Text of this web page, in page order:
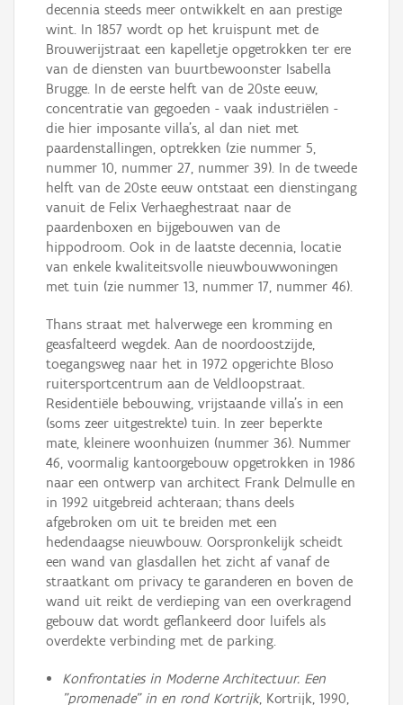
decennia steeds meer ontwikkelt en aan prestige
wint. In 1857 wordt op het kruispunt met de
Brouwerijstraat een kapelletje opgetrokken ter ere
van de diensten van buurtbewoonster Isabella
Brugge. In de eerste helft van de 20ste eeuw,
concentratie van gegoeden - vaak industriëlen -
die hier imposante villa's, al dan niet met
paardenstallingen, optrekken (zie nummer 5,
nummer 10, nummer 27, nummer 39). In de tweede
helft van de 20ste eeuw ontstaat een dienstingang
vanuit de Felix Verhaeghestraat naar de
paardenboxen en bijgebouwen van de
hippodroom. Ook in de laatste decennia, locatie
van enkele kwaliteitsvolle nieuwbouwwoningen
met tuin (zie nummer 13, nummer 17, nummer 46).
Thans straat met halverwege een kromming en
geasfalteerd wegdek. Aan de noordoostzijde,
toegangsweg naar het in 1972 opgerichte Bloso
ruitersportcentrum aan de Veldloopstraat.
Residentiële bebouwing, vrijstaande villa's in een
(soms zeer uitgestrekte) tuin. In zeer beperkte
mate, kleinere woonhuizen (nummer 36). Nummer
46, voormalig kantoorgebouw opgetrokken in 1986
naar een ontwerp van architect Frank Delmulle en
in 1992 uitgebreid achteraan; thans deels
afgebroken om uit te breiden met een
hedendaagse nieuwbouw. Oorspronkelijk scheidt
een wand van glasdallen het zicht af vanaf de
straatkant om privacy te garanderen en boven de
wand uit reikt de verdieping van een overkragend
gebouw dat wordt geflankeerd door luifels als
overdekte verbinding met de parking.
Konfrontaties in Moderne Architectuur. Een
"promenade" in en rond Kortrijk, Kortrijk, 1990,